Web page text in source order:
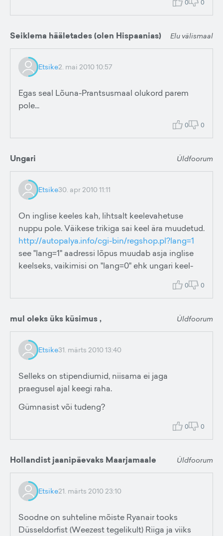
0 0
Seiklema hääletades (olen Hispaanias) Elu välismaal
Etsike2. mai 2010 10:57
Egas seal Lõuna-Prantsusmaal olukord parem
pole...
0 0
Ungari Üldfoorum
Etsike30. apr 2010 11:11
On inglise keeles kah, lihtsalt keelevahetuse
nuppu pole. Väikese trikiga sai keel ära muudetud.
http://autopalya.info/cgi-bin/regshop.pl?lang=1
see "lang=1" aadressi lõpus muudab asja inglise
keelseks, vaikimisi on "lang=0" ehk ungari keel-
0 0
mul oleks üks küsimus , Üldfoorum
Etsike31. märts 2010 13:40
Selleks on stipendiumid, niisama ei jaga
praegusel ajal keegi raha.
Gümnasist või tudeng?
0 0
Hollandist jaanipäevaks Maarjamaale Üldfoorum
Etsike21. märts 2010 23:10
Soodne on suhteline mõiste Ryanair tooks
Düsseldorfist (Weezest tegelikult) Riiga ja viiks